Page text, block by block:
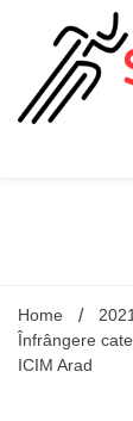
Home 2021
Înfrângere
ICIM Arad